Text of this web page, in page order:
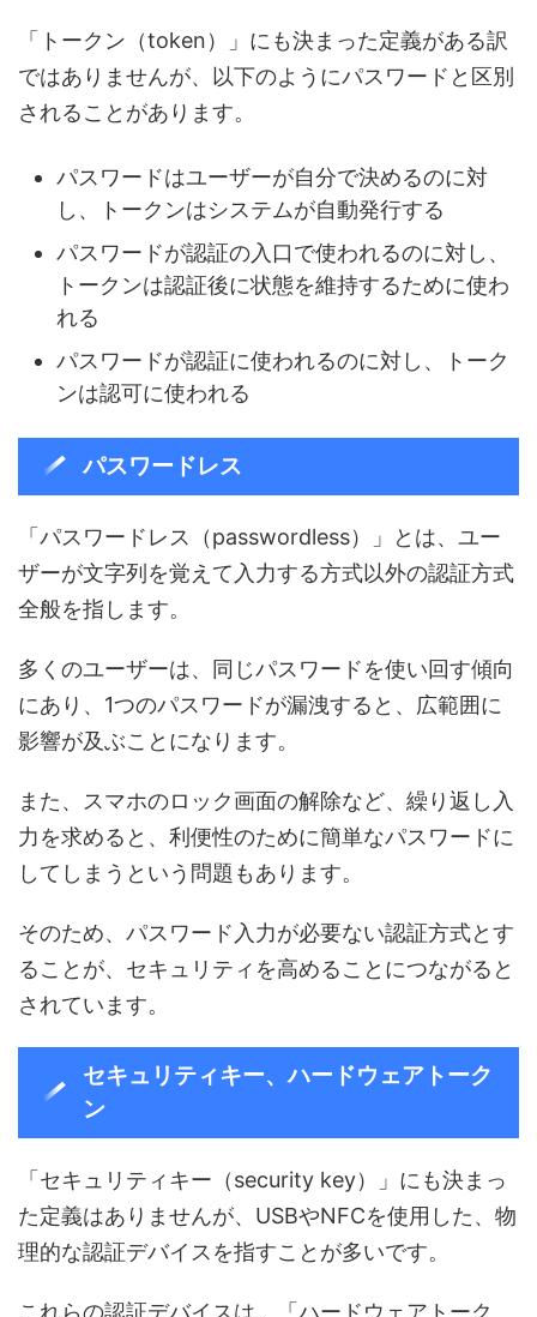
「トークン（token）」にも決まった定義がある訳
ではありませんが、以下のようにパスワードと区別
されることがあります。
パスワードはユーザーが自分で決めるのに対
し、トークンはシステムが自動発行する
パスワードが認証の入口で使われるのに対し、
トークンは認証後に状態を維持するために使わ
れる
パスワードが認証に使われるのに対し、トーク
ンは認可に使われる
パスワードレス
「パスワードレス（passwordless）」とは、ユー
ザーが文字列を覚えて入力する方式以外の認証方式
全般を指します。
多くのユーザーは、同じパスワードを使い回す傾向
にあり、1つのパスワードが漏洩すると、広範囲に
影響が及ぶことになります。
また、スマホのロック画面の解除など、繰り返し入
力を求めると、利便性のために簡単なパスワードに
してしまうという問題もあります。
そのため、パスワード入力が必要ない認証方式とす
ることが、セキュリティを高めることにつながると
されています。
セキュリティキー、ハードウェアトーク
ン
「セキュリティキー（security key）」にも決まっ
た定義はありませんが、USBやNFCを使用した、物
理的な認証デバイスを指すことが多いです。
これらの認証デバイスは、「ハードウェアトーク